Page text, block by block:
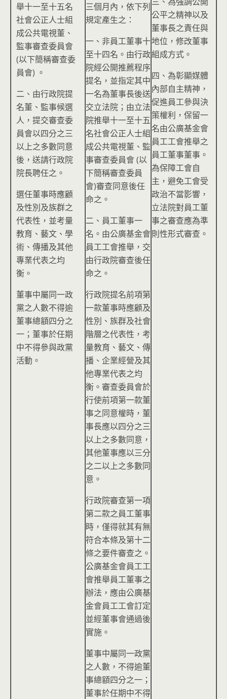
舉十一至十五名
社會公正人士組
成公共電視董、
監事審查委員會
(以下簡稱審查委
員會) 。
二、由行政院提
名董、監事候選
人，提交審查委
員會以四分之三
以上之多數同意
後，送請行政院
院長聘任之。
選任董事時應顧
及性別及族群之
代表性，並考量
教育、藝文、學
術、傳播及其他
專業代表之均
衡。
董事中屬同一政
黨之人數不得逾
董事總額四分之
一；董事於任期
中不得參與政黨
活動。
三個月內，依下列
規定產生之：
一、非員工董事十
至十四名。由行政
院經公開推薦程序
提名，並指定其中
一名為董事長後送
交立法院；由立法
院推舉十一至十五
名社會公正人士組
成公共電視董、監
事審查委員會 (以
下簡稱審查委員
會)審查同意後任
命之。
二、員工董事一
名。由公廣基金會
員工工會推舉，交
由行政院審查後任
命之。
行政院提名前項第
一款董事時應顧及
性別、族群及社會
階層之代表性，考
量教育、藝文、傳
播、企業經營及其
他專業代表之均
衡。審查委員會於
行使前項第一款董
事之同意權時，董
事長應以四分之三
以上之多數同意，
其他董事應以三分
之二以上之多數同
意。
行政院審查第一項
第二款之員工董事
時，僅得就其有無
符合本條及第十二
條之要件審查之。
公廣基金會員工工
會推舉員工董事之
辦法，應由公廣基
金會員工工會訂定
並經董事會通過後
實施。
董事中屬同一政黨
之人數，不得逾董
事總額四分之一；
董事於任期中不得
公平之精神以及
董事長之責任與
地位，修改董事
組成方式。
四、為彰顯媒體
內部自主精神，
促進員工參與決
策權利，保留一
名由公廣基金會
員工工會推舉之
員工董事董事。
為保障工會自
主，避免工會受
政治不當影響，
立法院對員工董
事之審查應為準
則性形式審查。